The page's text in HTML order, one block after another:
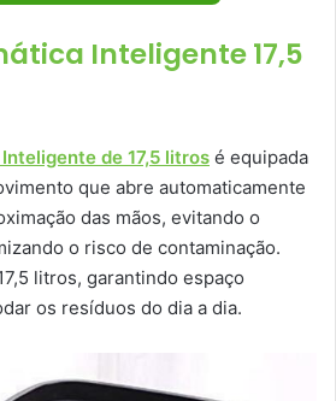
Inteligente 17,5
de 17,5 litros é equipada
que abre automaticamente
das mãos, evitando o
o risco de contaminação.
litros, garantindo espaço
os resíduos do dia a dia.